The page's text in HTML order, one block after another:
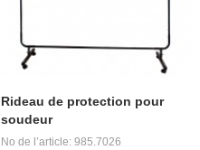
Rideau de protection pour
soudeur
No de l’article: 985.7026